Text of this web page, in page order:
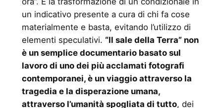
un indicativo presente a cura di chi fa cose
materialmente e basta, evitando l’utilizzo di
elementi speculativi. “Il sale della Terra” non
è un semplice documentario basato sul
lavoro di uno dei più acclamati fotografi
contemporanei, è un viaggio attraverso la
tragedia e la disperazione umana,
attraverso l’umanità spogliata di tutto, dei